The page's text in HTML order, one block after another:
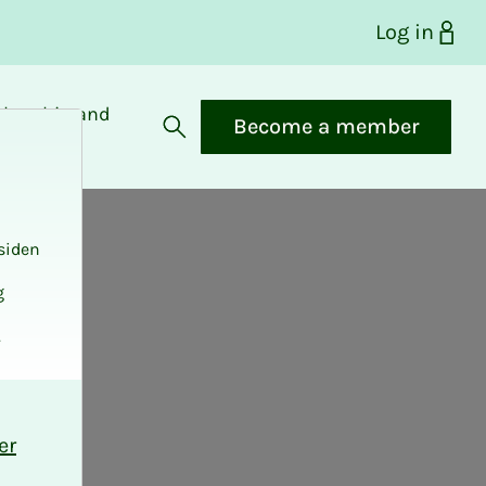
Log in
and
Open search
Become a member